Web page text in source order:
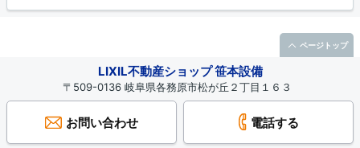
LIXIL不動産ショップ 笹本設備
〒509-0136 岐阜県各務原市松が丘２丁目１６３
お問い合わせ 電話する
ページトップ